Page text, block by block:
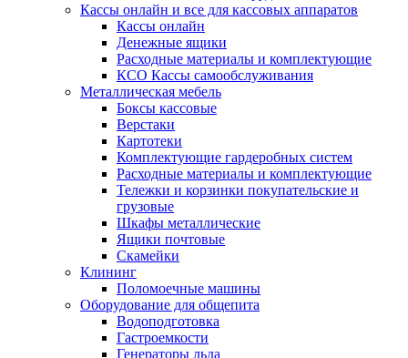
Кассы онлайн и все для кассовых аппаратов
Кассы онлайн
Денежные ящики
Расходные материалы и комплектующие
КСО Кассы самообслуживания
Металлическая мебель
Боксы кассовые
Верстаки
Картотеки
Комплектующие гардеробных систем
Расходные материалы и комплектующие
Тележки и корзинки покупательские и
грузовые
Шкафы металлические
Ящики почтовые
Скамейки
Клининг
Поломоечные машины
Оборудование для общепита
Водоподготовка
Гастроемкости
Генераторы льда